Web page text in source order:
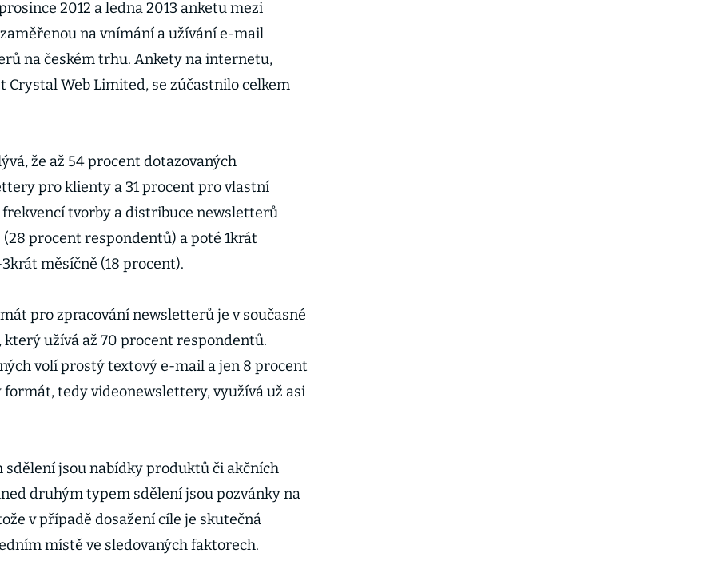
2012 a ledna 2013 anketu mezi
na vnímání a užívání e-mail
na českém trhu. Ankety na internetu,
Web Limited, se zúčastnilo celkem
že až 54 procent dotazovaných
pro klienty a 31 procent pro vlastní
tvorby a distribuce newsletterů
procent respondentů) a poté 1krát
měsíčně (18 procent).
pro zpracování newsletterů je v současné
užívá až 70 procent respondentů.
volí prostý textový e-mail a jen 8 procent
formát, tedy videonewslettery, využívá už asi
jsou nabídky produktů či akčních
druhým typem sdělení jsou pozvánky na
v případě dosažení cíle je skutečná
místě ve sledovaných faktorech.